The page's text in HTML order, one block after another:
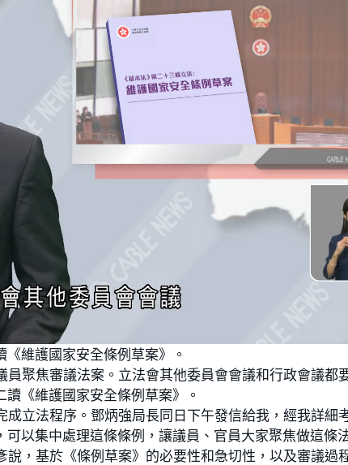
《維護國家安全條例草案》。
聚焦審議法案。立法會其他委員會會議和行政會議都
《維護國家安全條例草案》。
立法程序。鄧炳強局長同日下午發信給我，經我詳細
以集中處理這條條例，讓議員、官員大家聚焦做這條法
，基於《條例草案》的必要性和急切性，以及審議過